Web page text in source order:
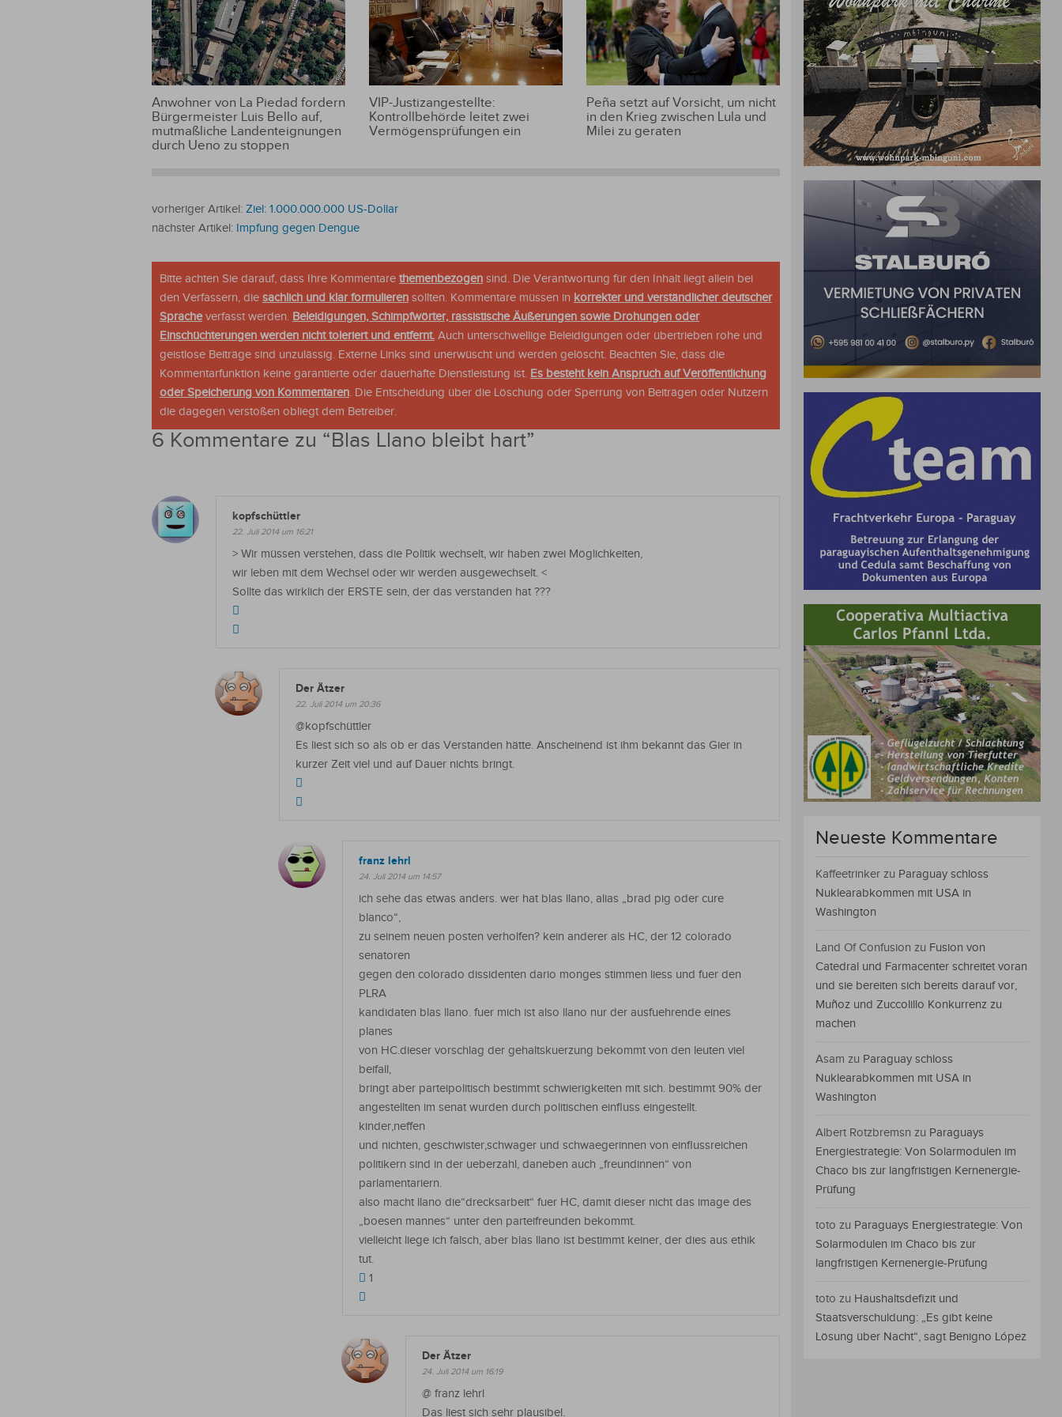
Anwohner von La Piedad fordern
Bürgermeister Luis Bello auf,
mutmaßliche Landenteignungen
durch Ueno zu stoppen
VIP-Justizangestellte:
Kontrollbehörde leitet zwei
Vermögensprüfungen ein
Peña setzt auf Vorsicht, um nicht
in den Krieg zwischen Lula und
Milei zu geraten
vorheriger Artikel: Ziel: 1.000.000.000 US-Dollar
nächster Artikel: Impfung gegen Dengue
Bitte achten Sie darauf, dass Ihre Kommentare themenbezogen sind. Die Verantwortung für den Inhalt liegt allein bei
den Verfassern, die sachlich und klar formulieren sollten. Kommentare müssen in korrekter und verständlicher deutscher
Spracheverfasst werden. Beleidigungen, Schimpfwörter, rassistische Äußerungen sowie Drohungen oder
Einschüchterungen werden nicht toleriert und entfernt. Auch unterschwellige Beleidigungen oder übertrieben rohe und
geistlose Beiträge sind unzulässig. Externe Links sind unerwüscht und werden gelöscht. Beachten Sie, dass die
Kommentarfunktion keine garantierte oder dauerhafte Dienstleistung ist. Es besteht kein Anspruch auf Veröffentlichung
oder Speicherung von Kommentaren. Die Entscheidung über die Löschung oder Sperrung von Beiträgen oder Nutzern
die dagegen verstoßen obliegt dem Betreiber.
6 Kommentare zu “Blas Llano bleibt hart”
kopfschüttler
22. Juli 2014 um 16:21
> Wir müssen verstehen, dass die Politik wechselt, wir haben zwei Möglichkeiten,
wir leben mit dem Wechsel oder wir werden ausgewechselt. <
Sollte das wirklich der ERSTE sein, der das verstanden hat ???
Der Ätzer
22. Juli 2014 um 20:36
@kopfschüttler
Es liest sich so als ob er das Verstanden hätte. Anscheinend ist ihm bekannt das Gier in
kurzer Zeit viel und auf Dauer nichts bringt.
franz lehrl
24. Juli 2014 um 14:57
ich sehe das etwas anders. wer hat blas llano, alias „brad pig oder cure
blanco“,
zu seinem neuen posten verholfen? kein anderer als HC, der 12 colorado
senatoren
gegen den colorado dissidenten dario monges stimmen liess und fuer den
PLRA
kandidaten blas llano. fuer mich ist also llano nur der ausfuehrende eines
planes
von HC.dieser vorschlag der gehaltskuerzung bekommt von den leuten viel
beifall,
bringt aber parteipolitisch bestimmt schwierigkeiten mit sich. bestimmt 90% der
angestellten im senat wurden durch politischen einfluss eingestellt.
kinder,neffen
und nichten, geschwister,schwager und schwaegerinnen von einflussreichen
politikern sind in der ueberzahl, daneben auch „freundinnen“ von
parlamentariern.
also macht llano die“drecksarbeit“ fuer HC, damit dieser nicht das image des
„boesen mannes“ unter den parteifreunden bekommt.
vielleicht liege ich falsch, aber blas llano ist bestimmt keiner, der dies aus ethik
tut.
1
Der Ätzer
24. Juli 2014 um 16:19
@ franz lehrl
Das liest sich sehr plausibel.
Neueste Kommentare
Kaffeetrinker zu Paraguay schloss
Nuklearabkommen mit USA in
Washington
Land Of Confusion zu Fusion von
Catedral und Farmacenter schreitet voran
und sie bereiten sich bereits darauf vor,
Muñoz und Zuccolillo Konkurrenz zu
machen
Asam zu Paraguay schloss
Nuklearabkommen mit USA in
Washington
Albert Rotzbremsn zu Paraguays
Energiestrategie: Von Solarmodulen im
Chaco bis zur langfristigen Kernenergie-
Prüfung
toto zu Paraguays Energiestrategie: Von
Solarmodulen im Chaco bis zur
langfristigen Kernenergie-Prüfung
toto zu Haushaltsdefizit und
Staatsverschuldung: „Es gibt keine
Lösung über Nacht“, sagt Benigno López